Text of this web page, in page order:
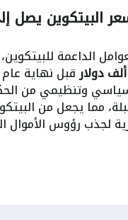
الداعمة
وتنظيمي من
مما يجعل من
لجذب رؤوس الأموال